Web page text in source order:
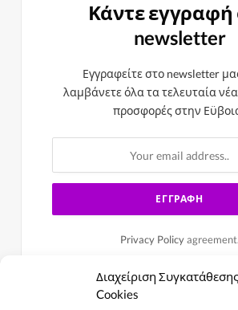
Διαχείριση Συγκατάθεσης
Cookies
Κάντε εγγραφή
newsletter
Εγγραφείτε στο newsletter
λαμβάνετε όλα τα τελευταία
προσφορές στην
Privacy Policyagreement.